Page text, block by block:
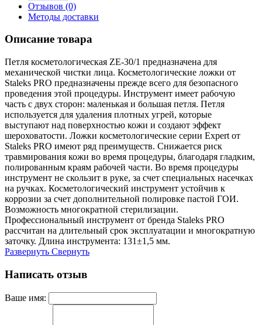
Отзывов (0)
Методы доставки
Описание товара
Петля косметологическая ZE-30/1 предназначена для
механической чистки лица. Косметологические ложки от
Staleks PRO предназначены прежде всего для безопасного
проведения этой процедуры. Инструмент имеет рабочую
часть с двух сторон: маленькая и большая петля. Петля
используется для удаления плотных угрей, которые
выступают над поверхностью кожи и создают эффект
шероховатости. Ложки косметологические серии Expert от
Staleks PRO имеют ряд преимуществ. Снижается риск
травмирования кожи во время процедуры, благодаря гладким,
полированным краям рабочей части. Во время процедуры
инструмент не скользит в руке, за счет специальных насечках
на ручках. Косметологический инструмент устойчив к
коррозии за счет дополнительной полировке пастой ГОИ.
Возможность многократной стерилизации.
Профессиональный инструмент от бренда Staleks PRO
рассчитан на длительный срок эксплуатации и многократную
заточку. Длина инструмента: 131±1,5 мм.
Развернуть Свернуть
Написать отзыв
Ваше имя: